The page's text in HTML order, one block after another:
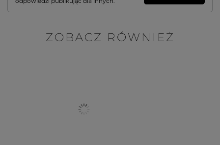
ZOBACZ RÓWNIEŻ